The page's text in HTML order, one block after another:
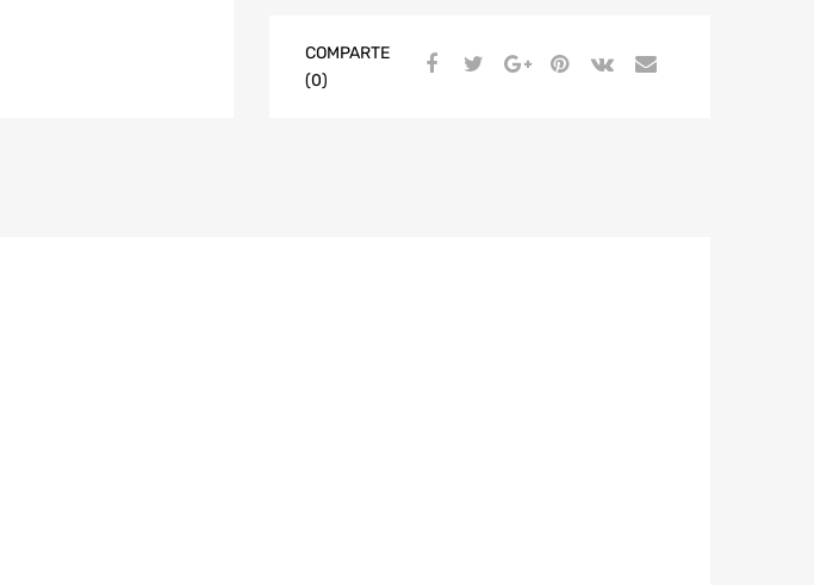
COMPARTE
(0)